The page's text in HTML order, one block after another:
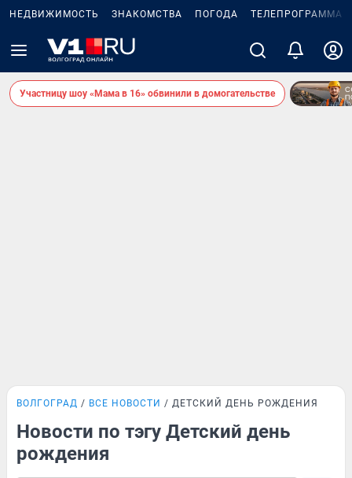
НЕДВИЖИМОСТЬ ЗНАКОМСТВА ПОГОДА ТЕЛЕПРОГРАММА
Участницу шоу «Мама в 16» обвинили в домогательстве
ВОЛГОГРАД ВСЕ НОВОСТИ ДЕТСКИЙ ДЕНЬ РОЖДЕНИЯ
Новости по тэгу Детский день
рождения